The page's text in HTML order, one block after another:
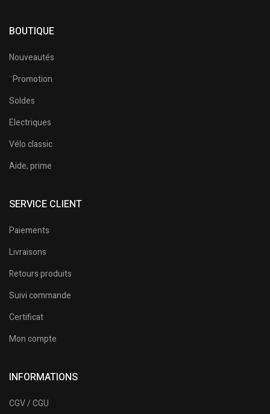
BOUTIQUE
Nouveautés
¨Promotion
Soldes
Electriques
Vélo classic
Aide, prime
SERVICE CLIENT
Paiements
Livraisons
Retours produits
Suivi commande
Certificat
Mon compte
INFORMATIONS
CGV / CGU